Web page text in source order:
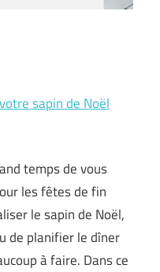
sapin de Noël
temps de vous
les fêtes de fin
le sapin de Noël,
de planifier le dîner
à faire. Dans ce